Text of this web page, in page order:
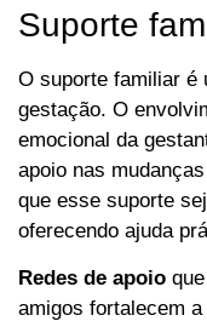
Suporte
O suporte familiar é
gestação. O
emocional da
apoio nas
que esse suporte
oferecendo ajuda
Redes de apoio
amigos fortalecem